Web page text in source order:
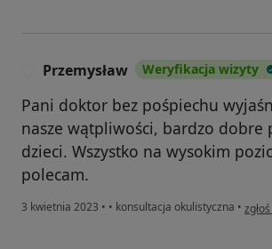
Przemysław Weryfikacja wizyty
Pani doktor bez pośpiechu
nasze wątpliwości, bardzo dobre
dzieci. Wszystko na wysokim
polecam.
3 kwietnia 2023 • • konsultacja okulistyczna • w